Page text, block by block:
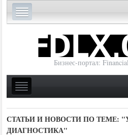
Бизнес-портал:
СТАТЬИ И НОВОСТИ ПО ТЕМЕ:
ДИАГНОСТИКА"